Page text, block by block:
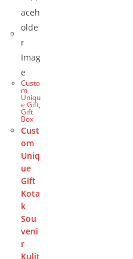
Custo
m
Uniqu
e Gift,
Gift
Box
Cust
om
Uniq
ue
Gift
Kota
k
Sou
veni
r
Kulit